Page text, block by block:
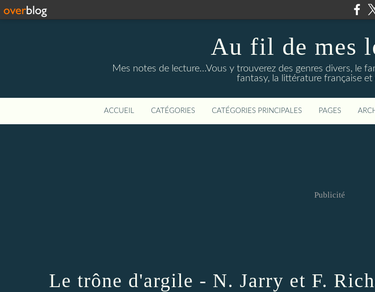
Au fil de mes
Mes notes de lecture...Vous y trouverez des genres divers, le
fantasy, la littérature française et
ACCUEIL CATÉGORIES CATÉGORIES PRINCIPALES PAGES
Publicité
Le trône d'argile - N. Jarry et F.